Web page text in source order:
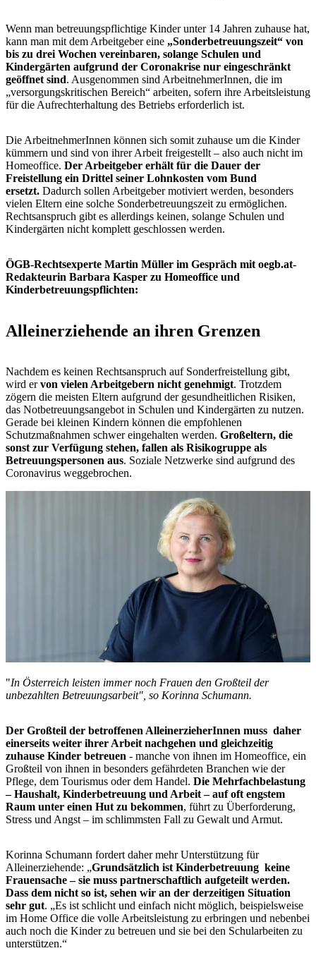
Wenn man betreuungspflichtige Kinder unter 14 Jahren zuhause hat,
kann man mit dem Arbeitgeber eine „Sonderbetreuungszeit“ von
bis zu drei Wochen vereinbaren, solange Schulen und
Kindergärten aufgrund der Coronakrise nur eingeschränkt
geöffnet sind. Ausgenommen sind ArbeitnehmerInnen, die im
„versorgungskritischen Bereich“ arbeiten, sofern ihre Arbeitsleistung
für die Aufrechterhaltung des Betriebs erforderlich ist.
Die ArbeitnehmerInnen können sich somit zuhause um die Kinder
kümmern und sind von ihrer Arbeit freigestellt – also auch nicht im
Homeoffice. Der Arbeitgeber erhält für die Dauer der
Freistellung ein Drittel seiner Lohnkosten vom Bund
ersetzt. Dadurch sollen Arbeitgeber motiviert werden, besonders
vielen Eltern eine solche Sonderbetreuungszeit zu ermöglichen.
Rechtsanspruch gibt es allerdings keinen, solange Schulen und
Kindergärten nicht komplett geschlossen werden.
ÖGB-Rechtsexperte Martin Müller im Gespräch mit oegb.at-
Redakteurin Barbara Kasper zu Homeoffice und
Kinderbetreuungspflichten:
Alleinerziehende an ihren Grenzen
Nachdem es keinen Rechtsanspruch auf Sonderfreistellung gibt,
wird ervon vielen Arbeitgebern nicht genehmigt. Trotzdem
zögern die meisten Eltern aufgrund der gesundheitlichen Risiken,
das Notbetreuungsangebot in Schulen und Kindergärten zu nutzen.
Gerade bei kleinen Kindern können die empfohlenen
Schutzmaßnahmen schwer eingehalten werden. Großeltern, die
sonst zur Verfügung stehen, fallen als Risikogruppe als
Betreuungspersonen aus. Soziale Netzwerke sind aufgrund des
Coronavirus weggebrochen.
"In Österreich leisten immer noch Frauen den Großteil der
unbezahlten Betreuungsarbeit", so Korinna Schumann.
Der Großteil der betroffenen AlleinerzieherInnen muss daher
einerseits weiter ihrer Arbeit nachgehen und gleichzeitig
zuhause Kinder betreuen - manche von ihnen im Homeoffice, ein
Großteil von ihnen in besonders gefährdeten Branchen wie der
Pflege, dem Tourismus oder dem Handel. Die Mehrfachbelastung
– Haushalt, Kinderbetreuung und Arbeit – auf oft engstem
Raum unter einen Hut zu bekommen, führt zu Überforderung,
Stress und Angst – im schlimmsten Fall zu Gewalt und Armut.
Korinna Schumann fordert daher mehr Unterstützung für
Alleinerziehende: „Grundsätzlich ist Kinderbetreuung keine
Frauensache – sie muss partnerschaftlich aufgeteilt werden.
Dass dem nicht so ist, sehen wir an der derzeitigen Situation
sehr gut. „Es ist schlicht und einfach nicht möglich, beispielsweise
im Home Office die volle Arbeitsleistung zu erbringen und nebenbei
auch noch die Kinder zu betreuen und sie bei den Schularbeiten zu
unterstützen.“